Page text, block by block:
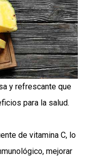
y refrescante que
para la salud.
de vitamina C, lo
mejorar